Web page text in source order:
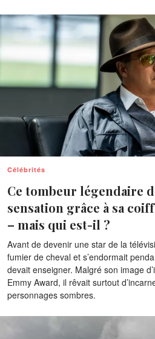
Célébrités
Ce tombeur légendaire
sensation grâce à sa
– mais qui est-il ?
Avant de devenir une star de la
fumier de cheval et s’endormait
devait enseigner. Malgré son image
Emmy Award, il rêvait surtout
personnages sombres.